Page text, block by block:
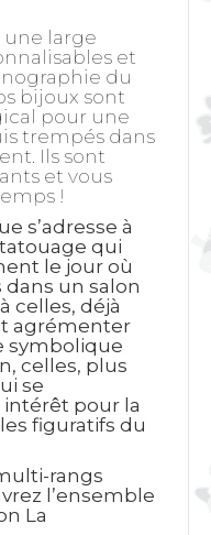
une large
et
du
bijoux sont
pour une
trempés dans
Ils sont
et vous
!
s’adresse à
qui
le jour où
un salon
celles, déjà
agrémenter
symbolique
celles, plus
se
pour la
figuratifs du
rangs
l’ensemble
La